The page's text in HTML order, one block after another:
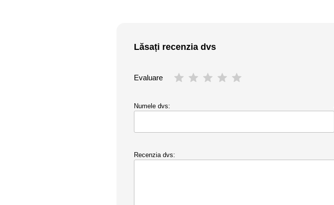
Lăsați recenzia dvs
Evaluare
Numele dvs:
Recenzia dvs: